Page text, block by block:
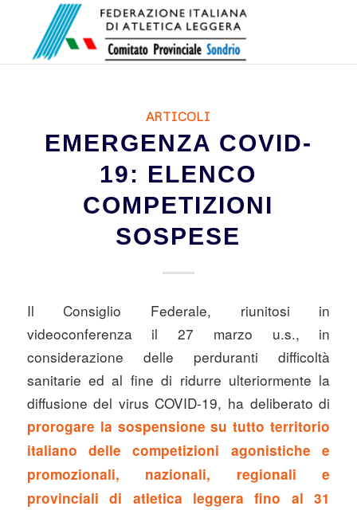
ARTICOLI
EMERGENZA COVID-
19: ELENCO
COMPETIZIONI
SOSPESE
Il Consiglio Federale, riunitosi in
videoconferenza il 27 marzo u.s., in
considerazione delle perduranti difficoltà
sanitarie ed al fine di ridurre ulteriormente la
diffusione del virus COVID-19, ha deliberato di
prorogare la sospensione su tutto territorio
italiano delle competizioni agonistiche e
promozionali, nazionali, regionali e
provinciali di atletica leggera fino al 31